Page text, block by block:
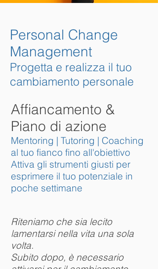
Personal Change
Management
Progetta e realizza il tuo
cambiamento personale
Affiancamento &
Piano di azione
Mentoring | Tutoring | Coaching
al tuo fianco fino all'obiettivo
Attiva gli strumenti giusti per
esprimere il tuo potenziale in
poche settimane
Riteniamo che sia lecito
lamentarsi nella vita una sola
volta.
Subito dopo, è necessario